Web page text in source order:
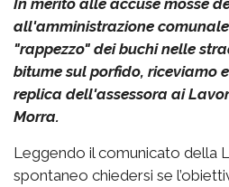
all'amministrazione
"rappezzo" dei buchi nelle
bitume sul porfido, riceviamo
replica dell'assessora ai
Morra.
Leggendo il comunicato della
spontaneo chiedersi se